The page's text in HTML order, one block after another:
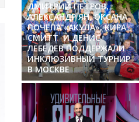
ДМИТРИЙ ПЕТРОВ,
АЛЕКСАНДР ЯН, ОКСАНА
ПОЧЕПА «АКУЛА», КИРА
СМИТТ И ДЕНИС
ЛЕБЕДЕВ ПОДДЕРЖАЛИ
ИНКЛЮЗИВНЫЙ ТУРНИР
В МОСКВЕ